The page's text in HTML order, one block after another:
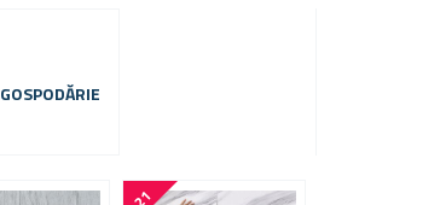
GOSPODĂRIE